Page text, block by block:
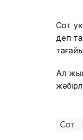
Сот
деп
Ал
Сот